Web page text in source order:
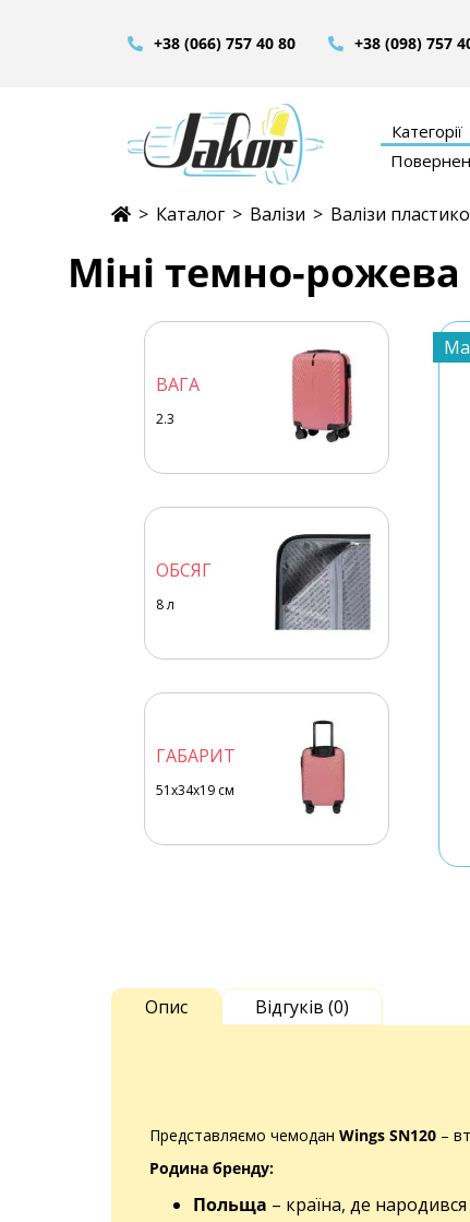
+38 (066) 757 40 80 +38 (098) 757
Категорії
> Каталог > Валізи > Валізи
Міні темно-рожева
ВАГА
2.3
ОБСЯГ
8л
ГАБАРИТ
51x34x19 см
Опис Відгуків (0)
Представляємо чемодан Wings SN120 –
Родина бренду:
Польща – країна, де